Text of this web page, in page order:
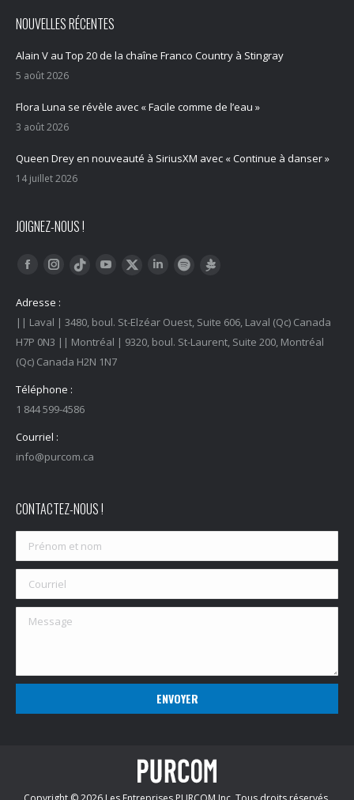
NOUVELLES RÉCENTES
Alain V au Top 20 de la chaîne Franco Country à Stingray
5 août 2026
Flora Luna se révèle avec « Facile comme de l’eau »
3 août 2026
Queen Drey en nouveauté à SiriusXM avec « Continue à danser »
14 juillet 2026
JOIGNEZ-NOUS !
Trouvez nous sur :
FacebookInstagram
Tiktok YouTubeTwitter LinkedInSpotify
Adresse :
|| Laval | 3480, boul. St-Elzéar Ouest, Suite 606, Laval (Qc) Canada
H7P 0N3 || Montréal | 9320, boul. St-Laurent, Suite 200, Montréal
(Qc) Canada H2N 1N7
Téléphone :
1 844 599-4586
Courriel :
info@purcom.ca
CONTACTEZ-NOUS !